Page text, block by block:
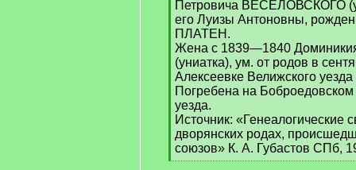
Петровича ВЕСЕЛОВСКОГО
его Луизы Антоновны,
ПЛАТЕН.
Жена с 1839—1840
(униатка), ум. от родов в
Алексеевке Велижского уезда
Погребена на
уезда.
Источник: «Генеалогические
дворянских родах,
союзов» К. А. Губастов СПб,
[